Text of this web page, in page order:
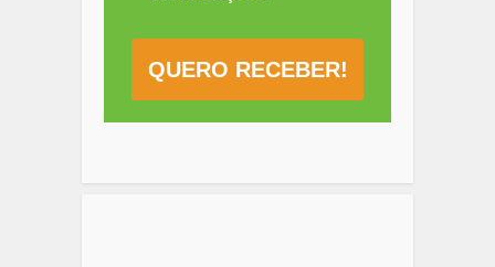
QUERO RECEBER!